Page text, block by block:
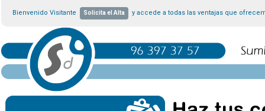
Bienvenido Visitante Solicita el Alta y accede a todas las ventajas que